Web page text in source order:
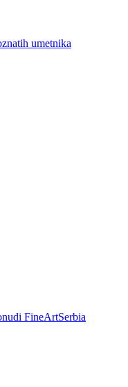
umetnika
FineArtSerbia